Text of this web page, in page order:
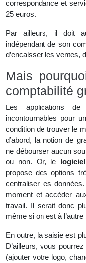
correspondance et
25 euros.
Par ailleurs, il doit
indépendant de son
d’encaisser les ventes,
Mais
comptabilité
Les applications
incontournables pour
condition de trouver le
d’abord, la notion de
ne débourser aucun
ou non. Or, le
propose des options
centraliser les
moment et accéder
travail. Il serait donc
même si on est à l’autre
En outre, la saisie est
D’ailleurs, vous
(ajouter votre logo,